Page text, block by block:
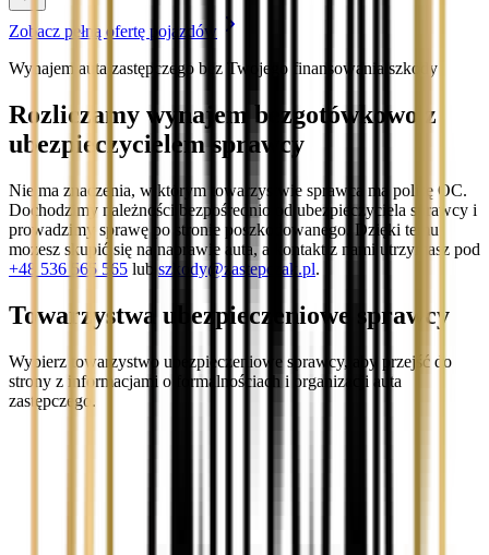
Zobacz pełną ofertę pojazdów
Wynajem auta zastępczego bez Twojego finansowania szkody
Rozliczamy wynajem bezgotówkowo z
ubezpieczycielem sprawcy
Nie ma znaczenia, w którym towarzystwie sprawca ma polisę OC.
Dochodzimy należności bezpośrednio od ubezpieczyciela sprawcy i
prowadzimy sprawę po stronie poszkodowanego. Dzięki temu
możesz skupić się na naprawie auta, a kontakt z nami utrzymasz pod
+48 536 565 565 lub szkody@zastepczak.pl.
Towarzystwa ubezpieczeniowe sprawcy
Wybierz towarzystwo ubezpieczeniowe sprawcy, aby przejść do
strony z informacjami o formalnościach i organizacji auta
zastępczego.